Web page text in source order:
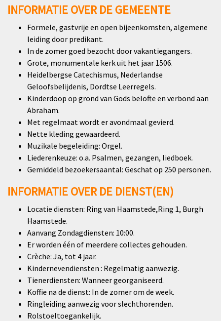
INFORMATIE OVER DE GEMEENTE
Formele, gastvrije en open bijeenkomsten, algemene
leiding door predikant.
In de zomer goed bezocht door vakantiegangers.
Grote, monumentale kerk uit het jaar 1506.
Heidelbergse Catechismus, Nederlandse
Geloofsbelijdenis, Dordtse Leerregels.
Kinderdoop op grond van Gods belofte en verbond aan
Abraham.
Met regelmaat wordt er avondmaal gevierd.
Nette kleding gewaardeerd.
Muzikale begeleiding: Orgel.
Liederenkeuze: o.a. Psalmen, gezangen, liedboek.
Gemiddeld bezoekersaantal: Geschat op 250 personen.
INFORMATIE OVER DE DIENST(EN)
Locatie diensten: Ring van Haamstede,Ring 1, Burgh
Haamstede.
Aanvang Zondagdiensten: 10:00.
Er worden één of meerdere collectes gehouden.
Crèche: Ja, tot 4 jaar.
Kindernevendiensten : Regelmatig aanwezig.
Tienerdiensten: Wanneer georganiseerd.
Koffie na de dienst: In de zomer om de week.
Ringleiding aanwezig voor slechthorenden.
Rolstoeltoegankelijk.